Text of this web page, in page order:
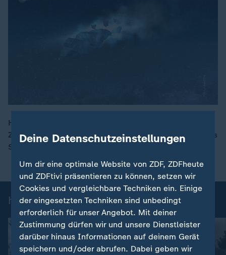
00:17
Heute Abend ist der Höhepunkt der Sternschnuppen-
Zeit: Die Perseiden sorgen im August für ein funkelndes
Schauspiel aus verglühendem Kometenstaub.
heute-Nachrichten: Einzelbeiträge
Deine Datenschutzeinstellungen
Um dir eine optimale Website von ZDF, ZDFheute
und ZDFtivi präsentieren zu können, setzen wir
Cookies und vergleichbare Techniken ein. Einige
der eingesetzten Techniken sind unbedingt
erforderlich für unser Angebot. Mit deiner
Zustimmung dürfen wir und unsere Dienstleister
darüber hinaus Informationen auf deinem Gerät
speichern und/oder abrufen. Dabei geben wir